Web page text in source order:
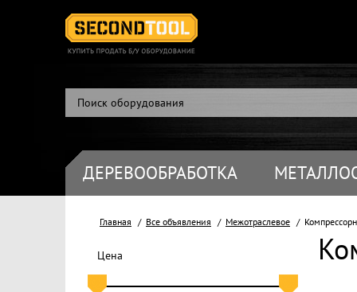
ДЕРЕВООБРАБОТКА
Главная Все объявления Межотраслевое
Цена